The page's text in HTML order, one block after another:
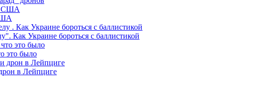
Как Украине бороться с баллистикой
это было
в Лейпциге